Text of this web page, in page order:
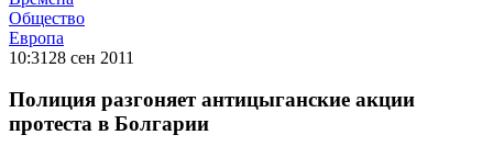
Общество
Европа
10:31 28 сен 2011
Полиция разгоняет антицыганские акции
протеста в Болгарии